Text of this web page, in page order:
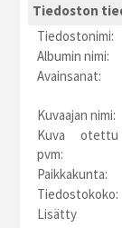
Tiedoston
Tiedostonimi:
Albumin nimi:
Avainsanat:
Kuvaajan nimi:
Kuva otettu
pvm:
Paikkakunta:
Tiedostokoko:
Lisätty